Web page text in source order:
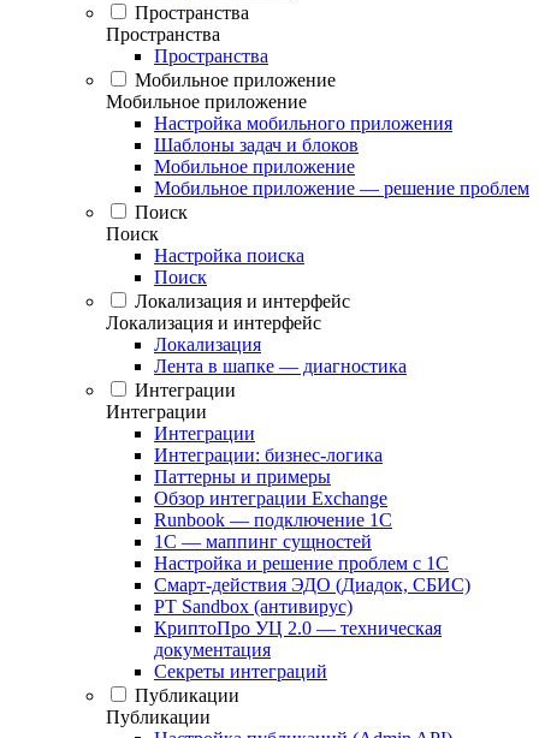
Пространства
Пространства
Пространства
Мобильное приложение
Мобильное приложение
Настройка мобильного приложения
Шаблоны задач и блоков
Мобильное приложение
Мобильное приложение — решение проблем
Поиск
Поиск
Настройка поиска
Поиск
Локализация и интерфейс
Локализация и интерфейс
Локализация
Лента в шапке — диагностика
Интеграции
Интеграции
Интеграции
Интеграции: бизнес-логика
Паттерны и примеры
Обзор интеграции Exchange
Runbook — подключение 1С
1С — маппинг сущностей
Настройка и решение проблем с 1С
Смарт-действия ЭДО (Диадок, СБИС)
PT Sandbox (антивирус)
КриптоПро УЦ 2.0 — техническая
документация
Секреты интеграций
Публикации
Публикации